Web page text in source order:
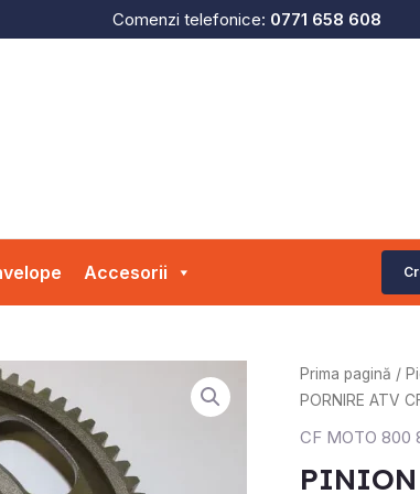
Comenzi telefonice: 0771 658 608
Accesorii
Prima pagină /
PORNIRE ATV
CF MOTO 800
PINION